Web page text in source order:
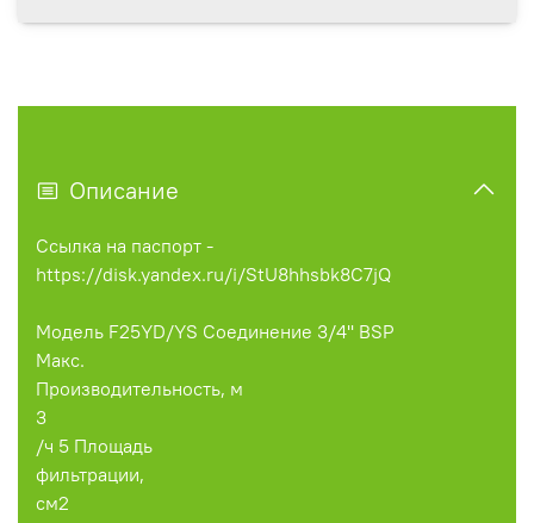
Описание
Ссылка на паспорт -
https://disk.yandex.ru/i/StU8hhsbk8C7jQ
Модель F25YD/YS Соединение 3/4'' BSP
Макс.
Производительность, м
3
/ч 5 Площадь
фильтрации,
см2